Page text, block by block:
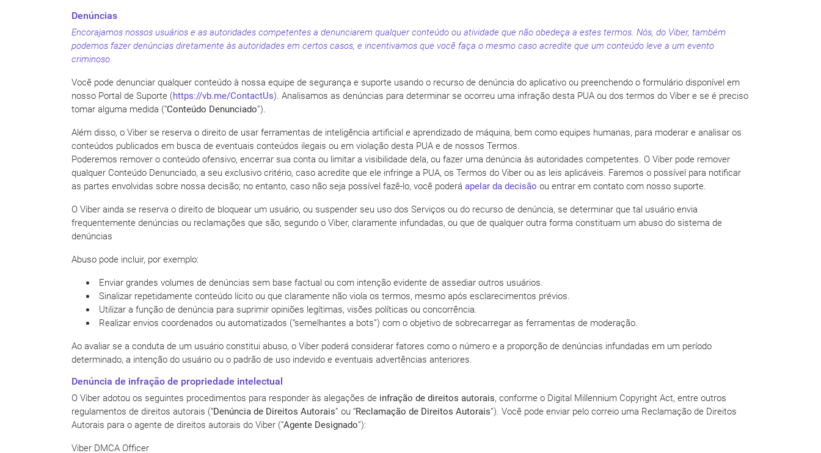
Denúncias
Encorajamos nossos usuários e as autoridades competentes a denunciarem qualquer conteúdo ou atividade que não obedeça a estes termos. Nós, do Viber, também
podemos fazer denúncias diretamente às autoridades em certos casos, e incentivamos que você faça o mesmo caso acredite que um conteúdo leve a um evento
criminoso.
Você pode denunciar qualquer conteúdo à nossa equipe de segurança e suporte usando o recurso de denúncia do aplicativo ou preenchendo o formulário disponível em
nosso Portal de Suporte (https://vb.me/ContactUs). Analisamos as denúncias para determinar se ocorreu uma infração desta PUA ou dos termos do Viber e se é preciso
tomar alguma medida (“Conteúdo Denunciado”).
Além disso, o Viber se reserva o direito de usar ferramentas de inteligência artificial e aprendizado de máquina, bem como equipes humanas, para moderar e analisar os
conteúdos publicados em busca de eventuais conteúdos ilegais ou em violação desta PUA e de nossos Termos.
Poderemos remover o conteúdo ofensivo, encerrar sua conta ou limitar a visibilidade dela, ou fazer uma denúncia às autoridades competentes. O Viber pode remover
qualquer Conteúdo Denunciado, a seu exclusivo critério, caso acredite que ele infringe a PUA, os Termos do Viber ou as leis aplicáveis. Faremos o possível para notificar
as partes envolvidas sobre nossa decisão; no entanto, caso não seja possível fazê-lo, você poderá apelar da decisão ou entrar em contato com nosso suporte.
O Viber ainda se reserva o direito de bloquear um usuário, ou suspender seu uso dos Serviços ou do recurso de denúncia, se determinar que tal usuário envia
frequentemente denúncias ou reclamações que são, segundo o Viber, claramente infundadas, ou que de qualquer outra forma constituam um abuso do sistema de
denúncias
Abuso pode incluir, por exemplo:
Enviar grandes volumes de denúncias sem base factual ou com intenção evidente de assediar outros usuários.
Sinalizar repetidamente conteúdo lícito ou que claramente não viola os termos, mesmo após esclarecimentos prévios.
Utilizar a função de denúncia para suprimir opiniões legítimas, visões políticas ou concorrência.
Realizar envios coordenados ou automatizados (“semelhantes a bots”) com o objetivo de sobrecarregar as ferramentas de moderação.
Ao avaliar se a conduta de um usuário constitui abuso, o Viber poderá considerar fatores como o número e a proporção de denúncias infundadas em um período
determinado, a intenção do usuário ou o padrão de uso indevido e eventuais advertências anteriores.
Denúncia de infração de propriedade intelectual
O Viber adotou os seguintes procedimentos para responder às alegações de infração de direitos autorais, conforme o Digital Millennium Copyright Act, entre outros
regulamentos de direitos autorais (“Denúncia de Direitos Autorais” ou “Reclamação de Direitos Autorais”). Você pode enviar pelo correio uma Reclamação de Direitos
Autorais para o agente de direitos autorais do Viber (“Agente Designado”):
Viber DMCA Officer